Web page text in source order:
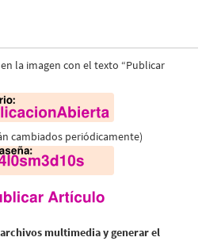
en la imagen con el texto “Publicar
cambiados periódicamente)
multimedia y generar el